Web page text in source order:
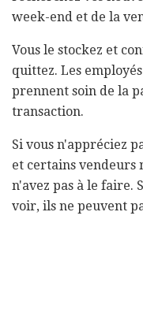
week-end et de la
Vous le stockez et
quittez. Les
prennent soin de la
transaction.
Si vous n'appréciez
et certains vendeurs
n'avez pas à le faire.
voir, ils ne peuvent